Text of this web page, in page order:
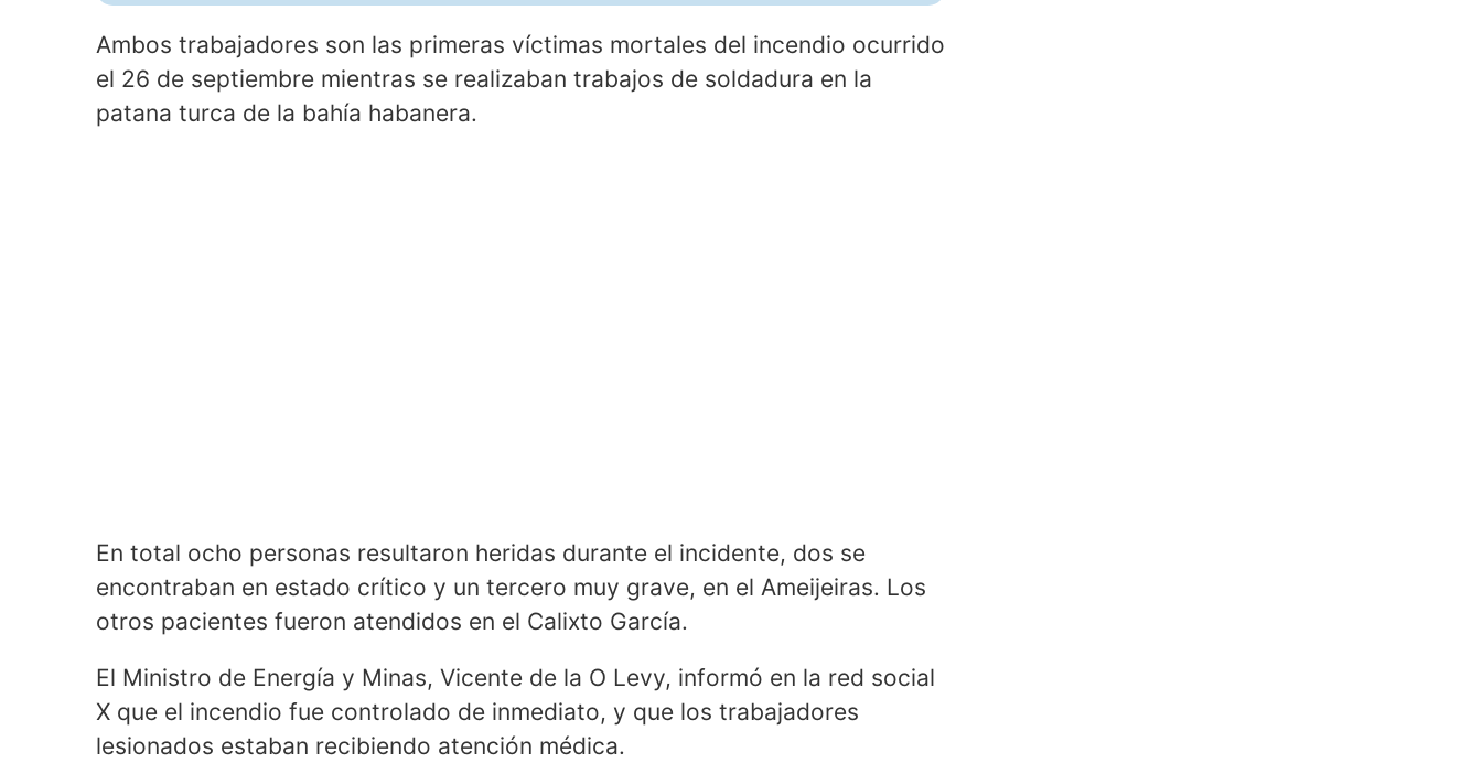
Ambos trabajadores son las primeras víctimas mortales del incendio ocurrido
el 26 de septiembre mientras se realizaban trabajos de soldadura en la
patana turca de la bahía habanera.
En total ocho personas resultaron heridas durante el incidente, dos se
encontraban en estado crítico y un tercero muy grave, en el Ameijeiras. Los
otros pacientes fueron atendidos en el Calixto García.
El Ministro de Energía y Minas, Vicente de la O Levy, informó en la red social
X que el incendio fue controlado de inmediato, y que los trabajadores
lesionados estaban recibiendo atención médica.